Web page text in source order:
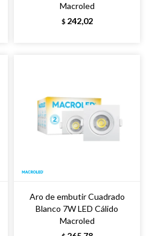
Macroled
$ 242,02
Aro de embutir Cuadrado
Blanco 7W LED Cálido
Macroled